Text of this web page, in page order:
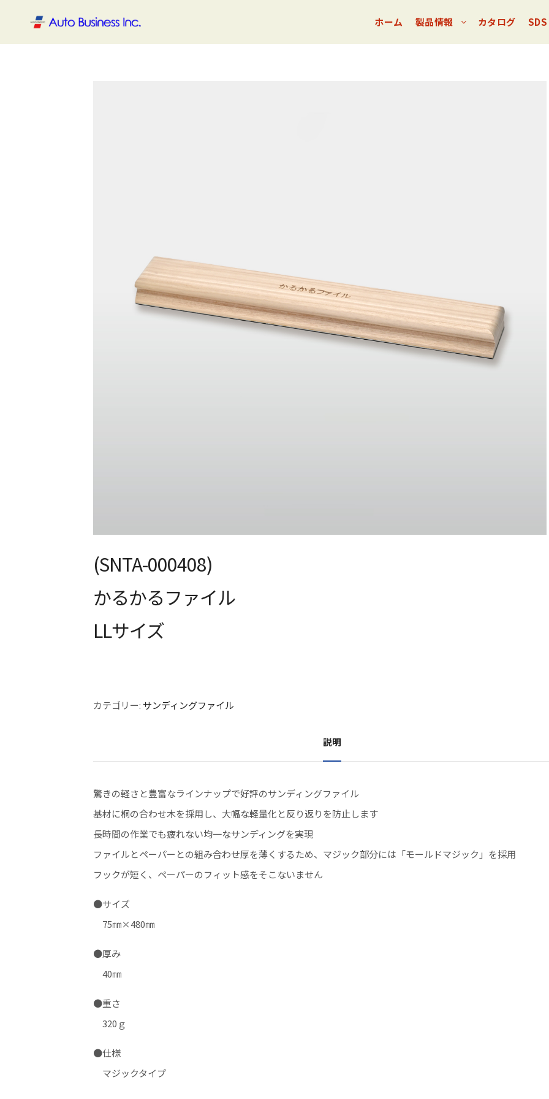
ホーム 製品情報 カタログ SDS
(SNTA-000408)
かるかるファイル
LLサイズ
カテゴリー: サンディングファイル
説明
驚きの軽さと豊富なラインナップで好評のサンディングファイル
基材に桐の合わせ木を採用し、大幅な軽量化と反り返りを防止します
長時間の作業でも疲れない均一なサンディングを実現
ファイルとペーパーとの組み合わせ厚を薄くするため、マジック部分には「モールドマジック」を採用
フックが短く、ペーパーのフィット感をそこないません
●サイズ
75㎜×480㎜
●厚み
40㎜
●重さ
320ｇ
●仕様
マジックタイプ